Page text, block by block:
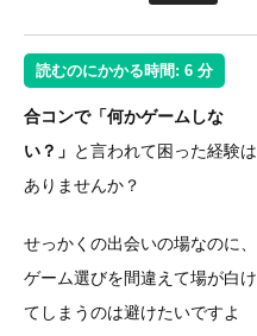
読むのにかかる時間: 6 分
合コンで「何かゲームしな
い？」 と言われて困った経験は
ありませんか？
せっかくの出会いの場なのに、
ゲーム選びを間違えて場が白け
てしまうのは避けたいですよ